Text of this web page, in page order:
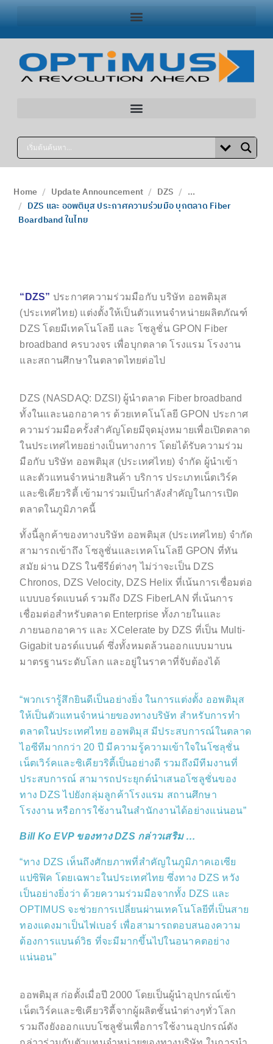
Home Update Announcement DZS
...
DZS และ ออพติมุส ประกาศความร่วมมือ บุกตลาด Fiber
Boardband ในไทย
“DZS” ประกาศความร่วมมือกับ บริษัท ออพติมุส
(ประเทศไทย) แต่งตั้งให้เป็นตัวแทนจำหน่ายผลิตภัณฑ์
DZS โดยมีเทคโนโลยี และ โซลูชั่น GPON Fiber
broadband ครบวงจร เพื่อบุกตลาด โรงแรม โรงงาน
และสถานศึกษาในตลาดไทยต่อไป
DZS (NASDAQ: DZSI) ผู้นำตลาด Fiber broadband
ทั้งในและนอกอาคาร ด้วยเทคโนโลยี GPON ประกาศ
ความร่วมมือครั้งสำคัญโดยมีจุดมุ่งหมายเพื่อเปิดตลาด
ในประเทศไทยอย่างเป็นทางการ โดยได้รับความร่วม
มือกับ บริษัท ออพติมุส (ประเทศไทย) จำกัด ผู้นำเข้า
และตัวแทนจำหน่ายสินค้า บริการ ประเภทเน็ตเวิร์ค
และซิเคียวริตี้ เข้ามาร่วมเป็นกำลังสำคัญในการเปิด
ตลาดในภูมิภาคนี้
ทั้งนี้ลูกค้าของทางบริษัท ออพติมุส (ประเทศไทย) จำกัด
สามารถเข้าถึง โซลูชั่นและเทคโนโลยี GPON ที่ทัน
สมัย ผ่าน DZS ในซีรีย์ต่างๆ ไม่ว่าจะเป็น DZS
Chronos, DZS Velocity, DZS Helix ที่เน้นการเชื่อมต่อ
แบบบอร์ดแบนด์ รวมถึง DZS FiberLAN ที่เน้นการ
เชื่อมต่อสำหรับตลาด Enterprise ทั้งภายในและ
ภายนอกอาคาร และ XCelerate by DZS ที่เป็น Multi-
Gigabit บอรด์แบนด์ ซึ่งทั้งหมดล้วนออกแบบมาบน
มาตรฐานระดับโลก และอยู่ในราคาที่จับต้องได้
“พวกเรารู้สึกยินดีเป็นอย่างยิ่ง ในการแต่งตั้ง ออพติมุส
ให้เป็นตัวแทนจำหน่ายของทางบริษัท สำหรับการทำ
ตลาดในประเทศไทย ออพติมุส มีประสบการณ์ในตลาด
ไอซีทีมากกว่า 20 ปี มีความรู้ความเข้าใจในโซลุชั่น
เน็ตเวิร์คและซิเคียวริตี้เป็นอย่างดี รวมถึงมีทีมงานที่
ประสบการณ์ สามารถประยุกต์นำเสนอโซลูชั่นของ
ทาง DZS ไปยังกลุ่มลูกค้าโรงแรม สถานศึกษา
โรงงาน หรือการใช้งานในสำนักงานได้อย่างแน่นอน”
Bill Ko EVP ของทาง DZS กล่าวเสริม …
“ทาง DZS เห็นถึงศักยภาพที่สำคัญในภูมิภาคเอเซีย
แปซิฟิค โดยเฉพาะในประเทศไทย ซึ่งทาง DZS หวัง
เป็นอย่างยิ่งว่า ด้วยความร่วมมือจากทั้ง DZS และ
OPTIMUS จะช่วยการเปลี่ยนผ่านเทคโนโลยีที่เป็นสาย
ทองแดงมาเป็นไฟเบอร์ เพื่อสามารถตอบสนองความ
ต้องการแบนด์วิธ ที่จะมีมากขึ้นไปในอนาคตอย่าง
แน่นอน”
ออพติมุส ก่อตั้งเมื่อปี 2000 โดยเป็นผู้นำอุปกรณ์เข้า
เน็ตเวิร์คและซิเคียวริตี้จากผู้ผลิตชั้นนำต่างๆทั่วโลก
รวมถึงยังออกแบบโซลูชั่นเพื่อการใช้งานอุปกรณ์ดัง